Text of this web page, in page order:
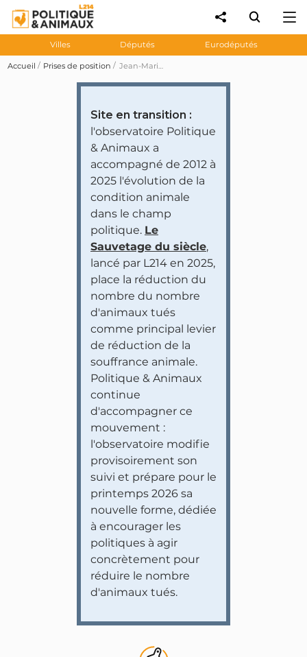
Villes Députés Eurodéputés
Accueil Prises de position Jean-Marie Bockel souhaite mettre fin au broyage des poussins
Site en transition :
l'observatoire Politique
& Animaux a
accompagné de 2012 à
2025 l'évolution de la
condition animale
dans le champ
politique. Le
Sauvetage du siècle,
lancé par L214 en 2025,
place la réduction du
nombre du nombre
d'animaux tués
comme principal levier
de réduction de la
souffrance animale.
Politique & Animaux
continue
d'accompagner ce
mouvement :
l'observatoire modifie
provisoirement son
suivi et prépare pour le
printemps 2026 sa
nouvelle forme, dédiée
à encourager les
politiques à agir
concrètement pour
réduire le nombre
d'animaux tués.